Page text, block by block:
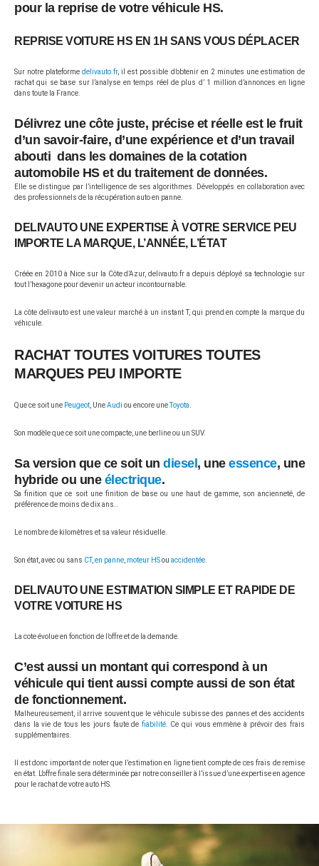
pour la reprise de votre véhicule HS.
REPRISE VOITURE HS EN 1H SANS VOUS DÉPLACER
Sur notre plateformedelivauto.fr, il est possible d’obtenir en 2 minutes une estimation de
rachat qui se base sur l’analyse en temps réel de plus d’ 1 million d’annonces en ligne
dans toute la France.
Délivrez une côte juste, précise et réelle est le fruit
d’un savoir-faire, d’une expérience et d’un travail
abouti dans les domaines de la cotation
automobile HS et du traitement de données.
Elle se distingue par l’intelligence de ses algorithmes. Développés en collaboration avec
des professionnels de la récupération auto en panne.
DELIVAUTO UNE EXPERTISE À VOTRE SERVICE PEU
IMPORTE LA MARQUE, L’ANNÉE, L’ÉTAT
Créée en 2010 à Nice sur la Côte d’Azur, delivauto.fr a depuis déployé sa technologie sur
tout l’hexagone pour devenir un acteur incontournable.
La côte delivauto est une valeur marché à un instant T, qui prend en compte la marque du
véhicule.
RACHAT TOUTES VOITURES TOUTES
MARQUES PEU IMPORTE
Que ce soit une Peugeot, UneAudi ou encore une Toyota.
Son modèle que ce soit une compacte, une berline ou un SUV.
Sa version que ce soit un diesel , une essence, une
hybride ou une électrique.
Sa finition que ce soit une finition de base ou une haut de gamme, son ancienneté, de
préférence de moins de dix ans..
Le nombre de kilomètres et sa valeur résiduelle.
Son état, avec ou sans CT ,en panne, moteur HSou accidentée.
DELIVAUTO UNE ESTIMATION SIMPLE ET RAPIDE DE
VOTRE VOITURE HS
La cote évolue en fonction de l’offre et de la demande.
C’est aussi un montant qui correspond à un
véhicule qui tient aussi compte aussi de son état
de fonctionnement.
Malheureusement, il arrive souvent que le véhicule subisse des pannes et des accidents
dans la vie de tous les jours faute de fiabilité. Ce qui vous emmène à prévoir des frais
supplémentaires.
Il est donc important de noter que l’estimation en ligne tient compte de ces frais de remise
en état. L’offre finale sera déterminée par notre conseiller à l’issue d’une expertise en agence
pour le rachat de votre auto HS.